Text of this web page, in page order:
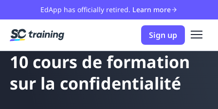
EdApp has officially retired. Learn more
Sign up
10 cours de formation
sur la confidentialité